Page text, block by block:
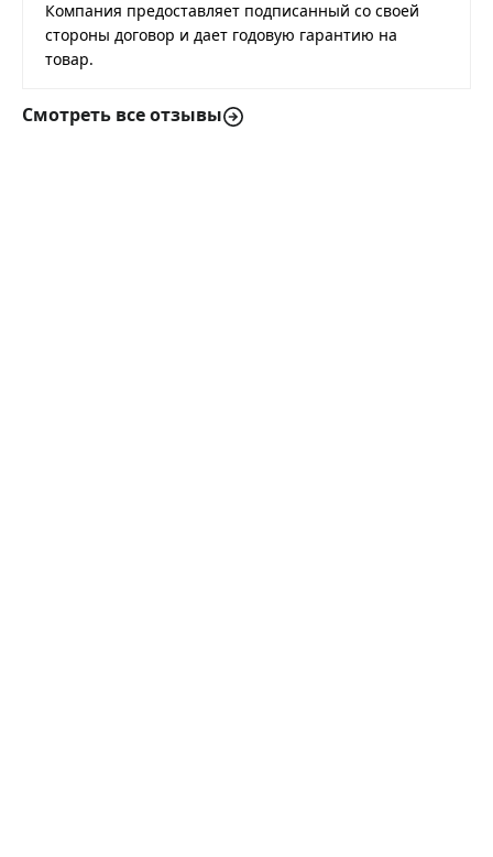
Компания предоставляет подписанный со своей
стороны договор и дает годовую гарантию на
товар.
Смотреть все отзывы